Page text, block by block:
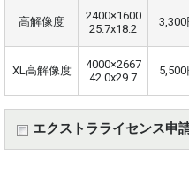
高解像度
2400×1600
25.7x18.2
3,300
XL高解像度
4000×2667
42.0x29.7
5,500
エクストラライセンス申